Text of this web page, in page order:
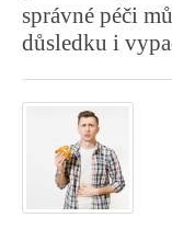
správné péči
důsledku i